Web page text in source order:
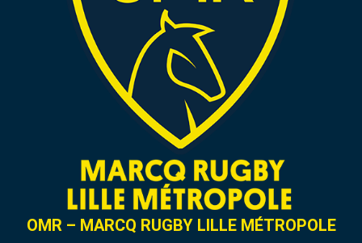
OMR – MARCQ RUGBY LILLE MÉTROPOLE